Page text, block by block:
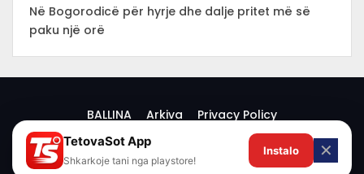
Në Bogorodicë për hyrje dhe dalje pritet më së
paku një orë
BALLINA Arkiva Privacy Policy
© 2026 -
TetovaSot App
Shkarkoje tani nga playstore!
Instalo ✕